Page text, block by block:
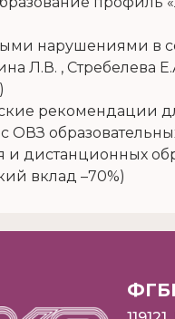
нарушениями в
Л.В. , Стребелева
рекомендации
ОВЗ
и дистанционных
вклад –70%)